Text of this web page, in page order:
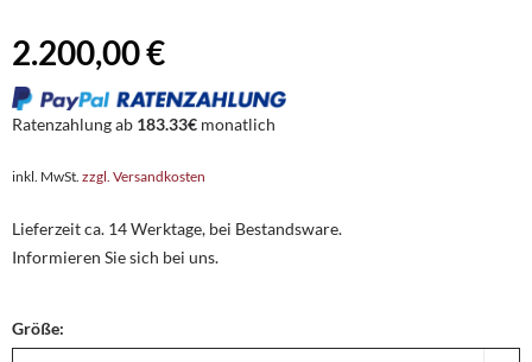
2.200,00 €
Ratenzahlung ab 183.33€ monatlich
inkl. MwSt. zzgl. Versandkosten
Lieferzeit ca. 14 Werktage, bei Bestandsware.
Informieren Sie sich bei uns.
Größe: